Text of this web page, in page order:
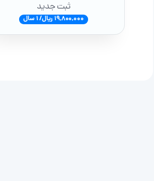
ثبت جدید
19,800,000 ریال/ 1 سال